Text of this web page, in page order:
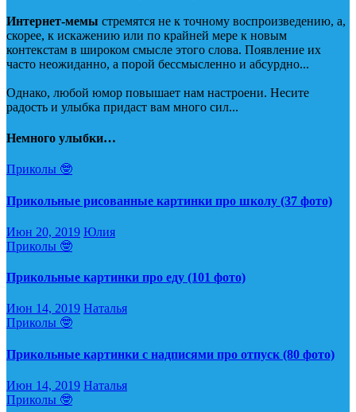
Интернет-мемы стремятся не к точному воспроизведению, а,
скорее, к искажению или по крайней мере к новым
контекстам в широком смысле этого слова. Появление их
часто неожиданно, а порой бессмысленно и абсурдно...
Однако, любой юмор повышает нам настроени. Несите
радость и улыбка придаст вам много сил...
Немного улыбки…
Приколы 🤓
Прикольные рисованные картинки про школу (37 фото)
Июн 20, 2019 Юлия
Приколы 🤓
Прикольные картинки про еду (101 фото)
Июн 14, 2019 Наталья
Приколы 🤓
Прикольные картинки с надписями про отпуск (80 фото)
Июн 14, 2019 Наталья
Приколы 🤓